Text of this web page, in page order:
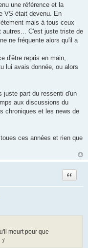
une référence et la
VS était devenu. En
mais à tous ceux
autres... C'est juste triste de
ne fréquente alors qu'il a
d'être repris en main,
lui avais donnée, ou alors
juste part du ressenti d'un
aux discussions du
chroniques et les news de
ces années et rien que
Citer
meurt pour que
:/